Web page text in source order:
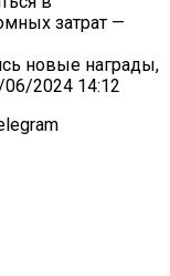
затрат —
новые награды,
2024 14:12